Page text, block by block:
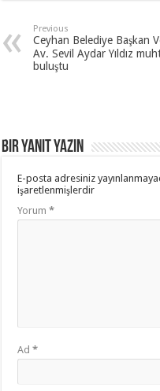
Previous
Ceyhan Belediye Başkan
Av. Sevil Aydar Yıldız
buluştu
Bir yanıt yazın
E-posta adresiniz
işaretlenmişlerdir
Yorum*
Ad*